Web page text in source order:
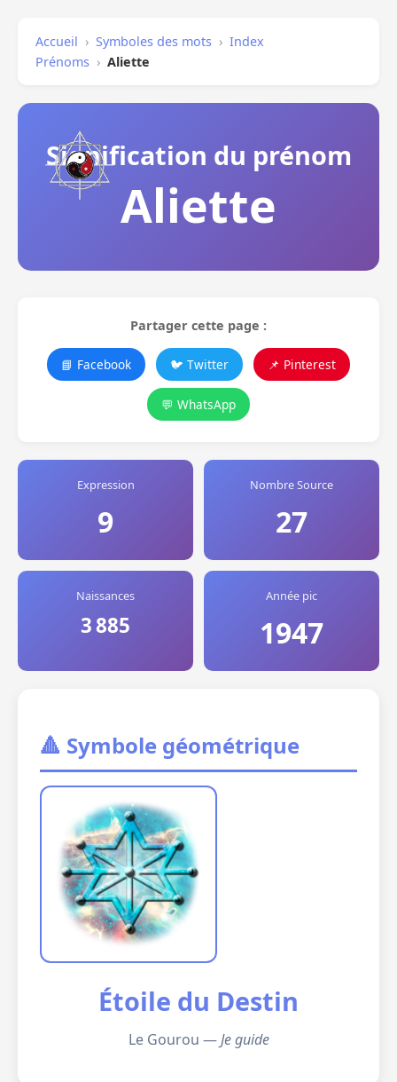
Accueil › Symboles des mots › Index
Prénoms › Aliette
Signification du prénom
Aliette
Partager cette page :
📘 Facebook 🐦 Twitter 📌 Pinterest
💬 WhatsApp
Expression
9
Nombre Source
27
Naissances
3 885
Année pic
1947
🔺 Symbole géométrique
Étoile du Destin
Le Gourou —Je guide